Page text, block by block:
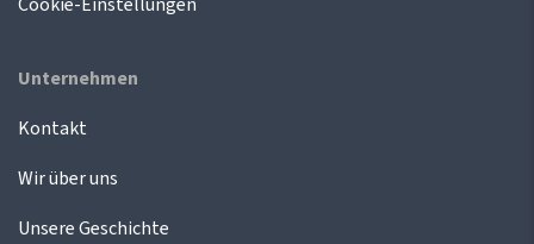
Unternehmen
Kontakt
Wir über uns
Unsere Geschichte